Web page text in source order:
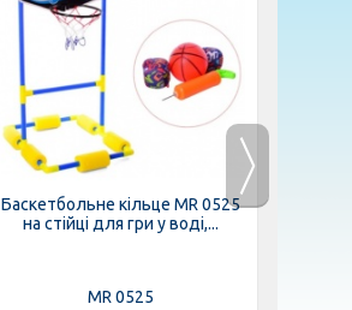
Баскетбольне кільце MR 0525
на стійці для гри у воді,...
MR 0525